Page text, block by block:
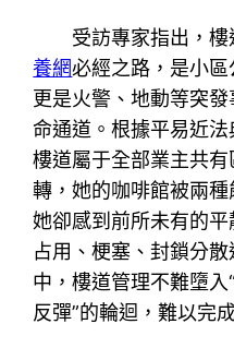
受訪專家指出，
養網必經之路，是小區
更是火警、地動等突
命通道。根據平易近法
樓道屬于全部業主共
轉，她的咖啡館被兩
她卻感到前所未有的
占用、梗塞、封鎖分
中，樓道管理不難墮
反彈”的輪迴，難以完